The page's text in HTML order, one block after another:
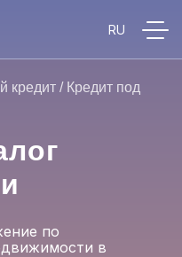
кредит / Кредит под
по
в